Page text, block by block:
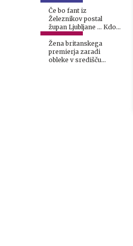
župana Ljubljane
Če bo fant iz
Železnikov postal
župan Ljubljane ... Kdo
ga bo zamenjal v DZ?
Žena britanskega
premierja zaradi
obleke v središču